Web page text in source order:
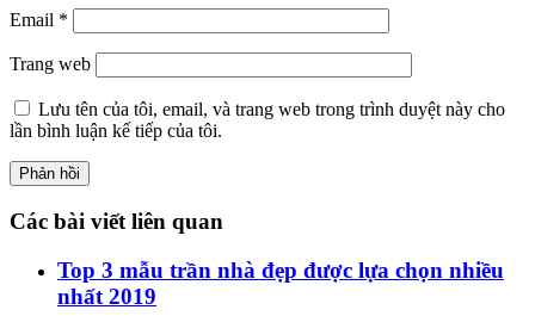
Email *
Trang web
Lưu tên của tôi, email, và trang web trong trình duyệt này cho
lần bình luận kế tiếp của tôi.
Các bài viết liên quan
Top 3 mẫu trần nhà đẹp được lựa chọn nhiều
nhất 2019